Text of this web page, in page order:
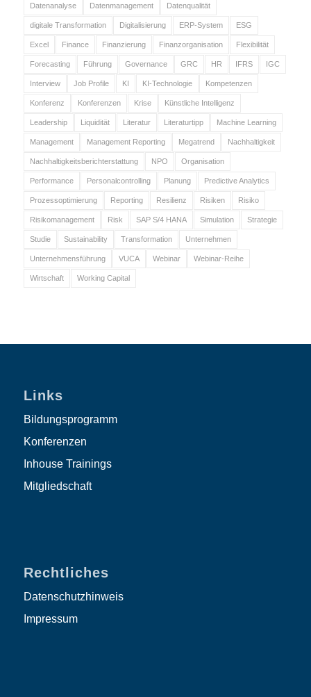
Datenanalyse Datenmanagement Datenqualität
digitale Transformation Digitalisierung ERP-System ESG
Excel Finance Finanzierung Finanzorganisation Flexibilität
Forecasting Führung Governance GRC HR IFRS IGC
Interview Job Profile KI KI-Technologie Kompetenzen
Konferenz Konferenzen Krise Künstliche Intelligenz
Leadership Liquidität Literatur Literaturtipp Machine Learning
Management Management Reporting Megatrend Nachhaltigkeit
Nachhaltigkeitsberichterstattung NPO Organisation
Performance Personalcontrolling Planung Predictive Analytics
Prozessoptimierung Reporting Resilienz Risiken Risiko
Risikomanagement Risk SAP S/4 HANA Simulation Strategie
Studie Sustainability Transformation Unternehmen
Unternehmensführung VUCA Webinar Webinar-Reihe
Wirtschaft Working Capital
Links
Bildungsprogramm
Konferenzen
Inhouse Trainings
Mitgliedschaft
Rechtliches
Datenschutzhinweis
Impressum